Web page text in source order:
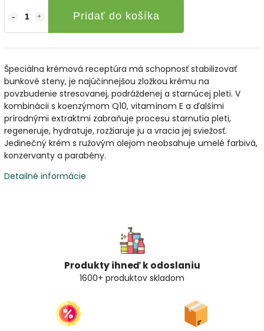
Pridať do košíka
Špeciálna krémová receptúra má schopnosť stabilizovať
bunkové steny, je najúčinnejšou zložkou krému na
povzbudenie stresovanej, podráždenej a starnúcej pleti. V
kombinácii s koenzýmom Q10, vitamínom E a ďalšími
prírodnými extraktmi zabraňuje procesu starnutia pleti,
regeneruje, hydratuje, rozžiaruje ju a vracia jej sviežosť.
Jedinečný krém s ružovým olejom neobsahuje umelé farbivá,
konzervanty a parabény.
Detailné informácie
Produkty ihneď k odoslaniu
1600+ produktov skladom